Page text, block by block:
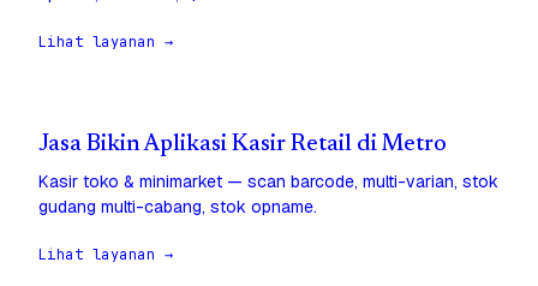
Lihat layanan →
Jasa Bikin Aplikasi Kasir Retail di Metro
Kasir toko & minimarket — scan barcode, multi-varian, stok
gudang multi-cabang, stok opname.
Lihat layanan →